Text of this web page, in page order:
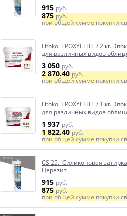
915 руб.
875руб.
при общей сумме покупки
Litokol EPOXYELITE / 2 кг.
для различных видов
3 050 руб.
2 870.40руб.
при общей сумме покупки
Litokol EPOXYELITE / 1 кг.
для различных видов
1 937 руб.
1 822.40руб.
при общей сумме покупки
CS 25. Силиконовая
Церезит
915 руб.
875руб.
при общей сумме покупки